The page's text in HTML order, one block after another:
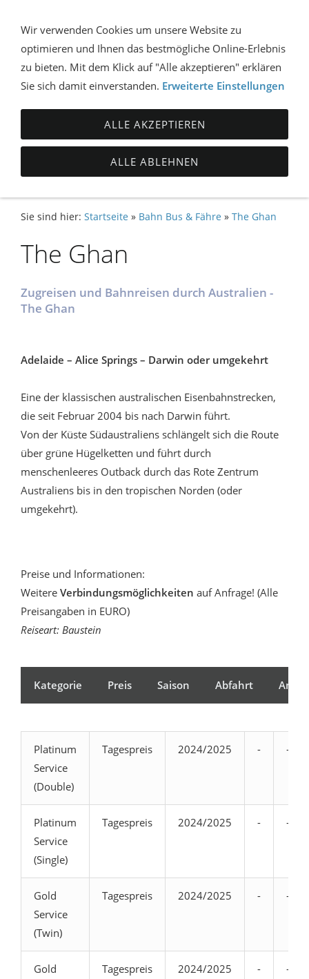
NAVIGATION ÖFFNEN
Sie sind hier: Startseite » Bahn Bus & Fähre » The Ghan
The Ghan
Zugreisen und Bahnreisen durch Australien -
The Ghan
Adelaide – Alice Springs – Darwin oder umgekehrt
Eine der klassischen australischen Eisenbahnstrecken,
die seit Februar 2004 bis nach Darwin führt.
Von der Küste Südaustraliens schlängelt sich die Route
über grüne Hügelketten und führt durch
menschenleeres Outback durch das Rote Zentrum
Australiens bis in den tropischen Norden (oder
umgekehrt).
Preise und Informationen:
Weitere Verbindungsmöglichkeiten auf Anfrage! (Alle
Preisangaben in EURO)
Reiseart: Baustein
Kategorie Preis Saison Abfahrt
Platinum
Service
(Double)
Tagespreis 2024/2025 - -
Platinum
Service
(Single)
Tagespreis 2024/2025 - -
Gold
Service
(Twin)
Tagespreis 2024/2025 - -
Gold
Tagespreis 2024/2025 - -
Wir verwenden Cookies um unsere Website zu
optimieren und Ihnen das bestmögliche Online-Erlebnis
zu bieten. Mit dem Klick auf "Alle akzeptieren" erklären
Sie sich damit einverstanden. Erweiterte Einstellungen
ALLE AKZEPTIEREN
ALLE ABLEHNEN